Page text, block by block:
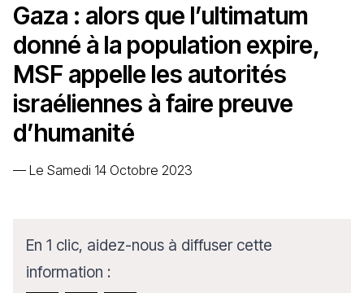
Gaza : alors que l’ultimatum
donné à la population expire,
MSF appelle les autorités
israéliennes à faire preuve
d’humanité
— Le Samedi 14 Octobre 2023
En 1 clic, aidez-nous à diffuser cette
information :